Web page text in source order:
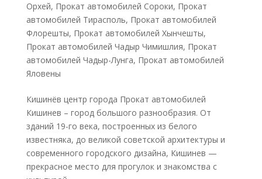
Орхей, Прокат автомобилей Сороки, Прокат
автомобилей Тирасполь, Прокат автомобилей
Флорешты, Прокат автомобилей Хынчешты,
Прокат автомобилей Чадыр Чимишлия, Прокат
автомобилей Чадыр-Лунга, Прокат автомобилей
Яловены
Кишинёв центр города Прокат автомобилей
Кишинев – город большого разнообразия. От
зданий 19-го века, построенных из белого
известняка, до великой советской архитектуры и
современного городского дизайна, Кишинев —
прекрасное место для прогулок и знакомства с